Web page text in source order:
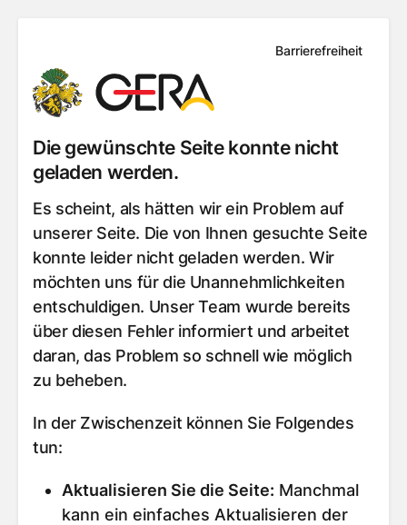
Barrierefreiheit
Die gewünschte Seite konnte nicht
geladen werden.
Es scheint, als hätten wir ein Problem auf
unserer Seite. Die von Ihnen gesuchte Seite
konnte leider nicht geladen werden. Wir
möchten uns für die Unannehmlichkeiten
entschuldigen. Unser Team wurde bereits
über diesen Fehler informiert und arbeitet
daran, das Problem so schnell wie möglich
zu beheben.
In der Zwischenzeit können Sie Folgendes
tun:
Aktualisieren Sie die Seite: Manchmal
kann ein einfaches Aktualisieren der